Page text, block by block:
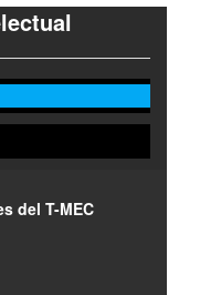
del T-MEC